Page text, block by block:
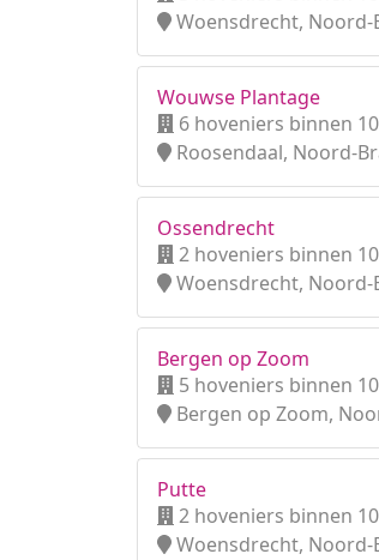
Woensdrecht,
Wouwse Plantage
6 hoveniers binnen
Roosendaal, Noord-
Ossendrecht
2 hoveniers binnen
Woensdrecht,
Bergen op Zoom
5 hoveniers binnen
Bergen op Zoom,
Putte
2 hoveniers binnen
Woensdrecht,